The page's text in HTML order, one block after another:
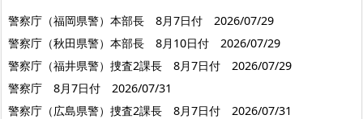
警察庁（福岡県警）本部長 8月7日付 2026/07/29
警察庁（秋田県警）本部長 8月10日付 2026/07/29
警察庁（福井県警）捜査2課長 8月7日付 2026/07/29
警察庁 8月7日付 2026/07/31
警察庁（広島県警）捜査2課長 8月7日付 2026/07/31